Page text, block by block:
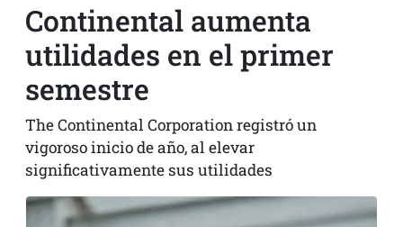
Continental aumenta
utilidades en el primer
semestre
The Continental Corporation registró un
vigoroso inicio de año, al elevar
significativamente sus utilidades